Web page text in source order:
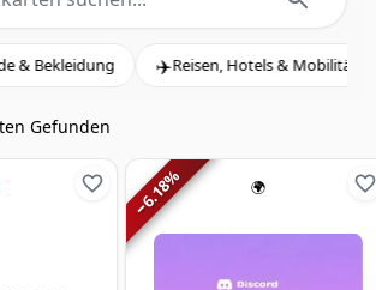
✈️Reisen, Hotels & Mobilität 🎬
Gefunden
🌍
−
6.18
%